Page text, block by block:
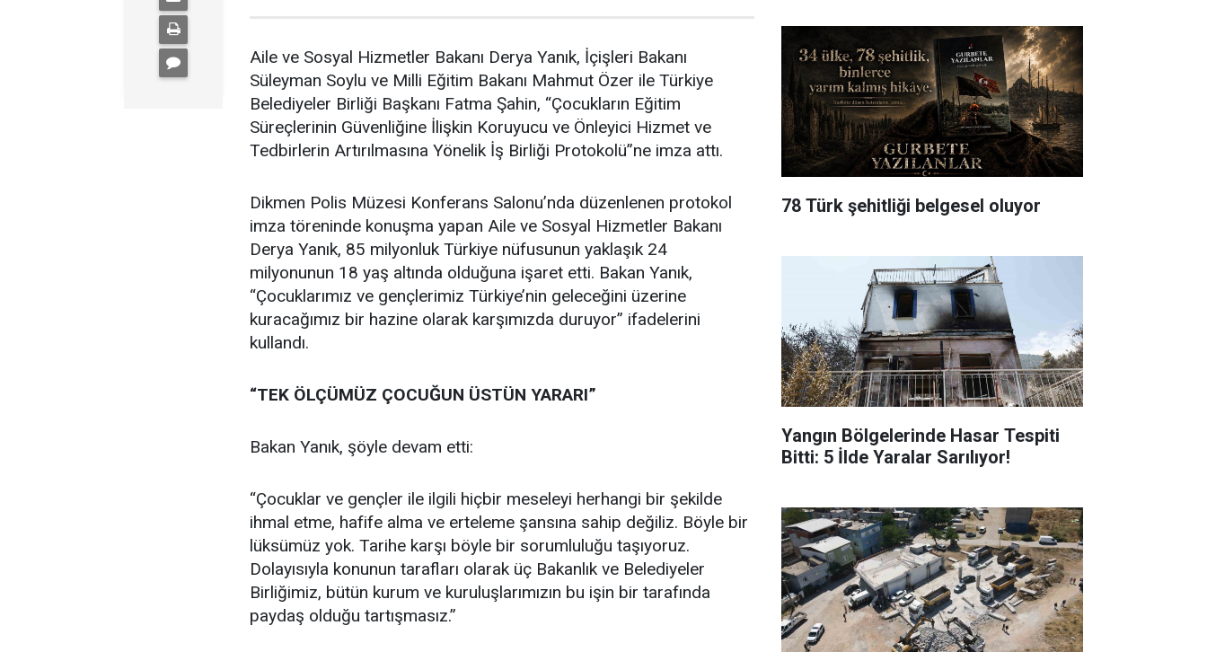
Aile ve Sosyal Hizmetler Bakanı Derya Yanık, İçişleri Bakanı
Süleyman Soylu ve Milli Eğitim Bakanı Mahmut Özer ile Türkiye
Belediyeler Birliği Başkanı Fatma Şahin, “Çocukların Eğitim
Süreçlerinin Güvenliğine İlişkin Koruyucu ve Önleyici Hizmet ve
Tedbirlerin Artırılmasına Yönelik İş Birliği Protokolü”ne imza attı.
Dikmen Polis Müzesi Konferans Salonu’nda düzenlenen protokol
imza töreninde konuşma yapan Aile ve Sosyal Hizmetler Bakanı
Derya Yanık, 85 milyonluk Türkiye nüfusunun yaklaşık 24
milyonunun 18 yaş altında olduğuna işaret etti. Bakan Yanık,
“Çocuklarımız ve gençlerimiz Türkiye’nin geleceğini üzerine
kuracağımız bir hazine olarak karşımızda duruyor” ifadelerini
kullandı.
“TEK ÖLÇÜMÜZ ÇOCUĞUN ÜSTÜN YARARI”
Bakan Yanık, şöyle devam etti:
“Çocuklar ve gençler ile ilgili hiçbir meseleyi herhangi bir şekilde
ihmal etme, hafife alma ve erteleme şansına sahip değiliz. Böyle bir
lüksümüz yok. Tarihe karşı böyle bir sorumluluğu taşıyoruz.
Dolayısıyla konunun tarafları olarak üç Bakanlık ve Belediyeler
Birliğimiz, bütün kurum ve kuruluşlarımızın bu işin bir tarafında
paydaş olduğu tartışmasız.”
78 Türk şehitliği belgesel oluyor
Yangın Bölgelerinde Hasar Tespiti
Bitti: 5 İlde Yaralar Sarılıyor!